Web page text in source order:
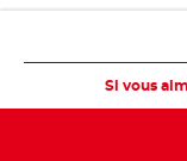
Si vous